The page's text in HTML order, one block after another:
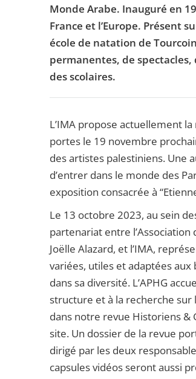
Monde Arabe. Inauguré en
France et l’Europe. Présent
école de natation de
permanentes, de
des scolaires.
L’IMA propose actuellement
portes le 19 novembre
des artistes palestiniens. Une
d’entrer dans le monde des
exposition consacrée à
Le 13 octobre 2023, au sein
partenariat entre
Joëlle Alazard, et l’IMA,
variées, utiles et adaptées
dans sa diversité. L’APHG
structure et à la recherche
dans notre revue Historiens &
site. Un dossier de la revue
dirigé par les deux
capsules vidéos seront aussi